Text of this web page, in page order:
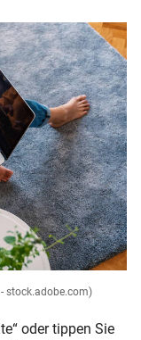
stock.adobe.com)
oder tippen Sie